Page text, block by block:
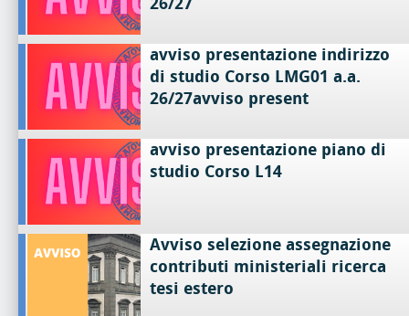
avviso presentazione indirizzo
di studio Corso LMG01 a.a.
26/27avviso present
avviso presentazione piano di
studio Corso L14
Avviso selezione assegnazione
contributi ministeriali ricerca
tesi estero